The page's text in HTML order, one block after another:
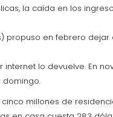
la caída en los
propuso en febrero
lo devuelve. En
domingo.
millones de